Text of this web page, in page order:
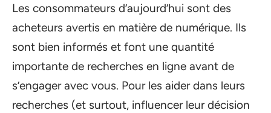
Les consommateurs d’aujourd’hui sont des
acheteurs avertis en matière de numérique. Ils
sont bien informés et font une quantité
importante de recherches en ligne avant de
s’engager avec vous. Pour les aider dans leurs
recherches (et surtout, influencer leur décision